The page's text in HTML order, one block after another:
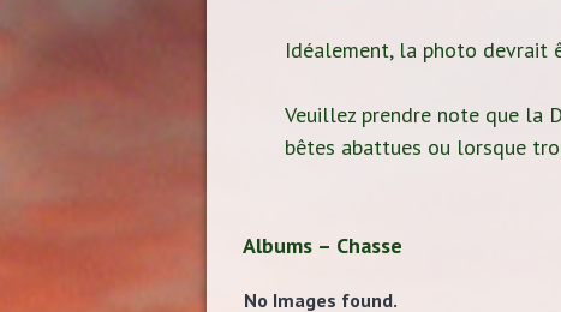
Idéalement, la photo devrait
Veuillez prendre note que la
bêtes abattues ou lorsque
Albums – Chasse
No Images found.